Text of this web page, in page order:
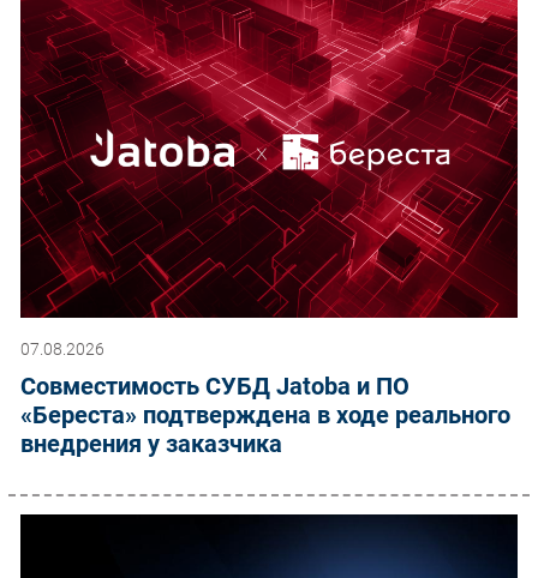
07.08.2026
Совместимость СУБД Jatoba и ПО
«Береста» подтверждена в ходе реального
внедрения у заказчика